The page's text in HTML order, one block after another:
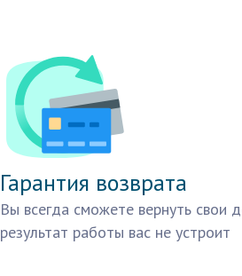
Гарантия возврата
Вы всегда сможете вернуть свои
результат работы вас не устроит